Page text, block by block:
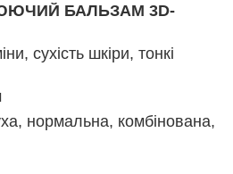
БАЛЬЗАМ 3D-
сухість шкіри, тонкі
нормальна, комбінована,